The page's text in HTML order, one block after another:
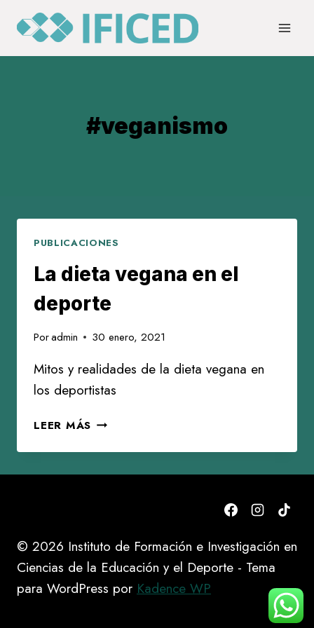
contenido
#veganismo
PUBLICACIONES
La dieta vegana en el
deporte
Poradmin 30 enero, 2021
Mitos y realidades de la dieta vegana en
los deportistas
LEER MÁS LA
VEGANA
EN
© 2026 Instituto de Formación e Investigación en
Ciencias de la Educación y el Deporte - Tema
para WordPress por Kadence WP